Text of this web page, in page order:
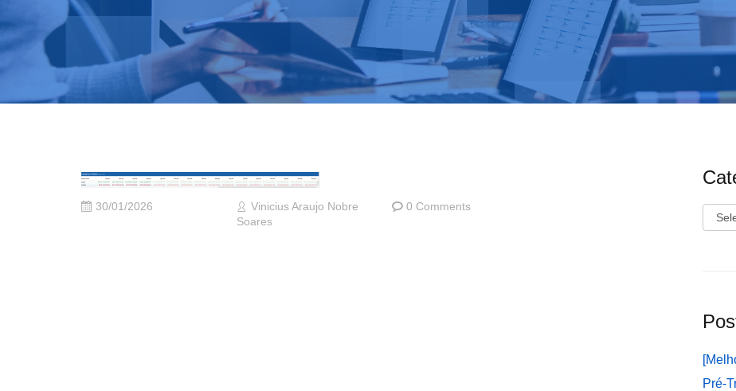
30/01/2026
Vinicius Araujo Nobre
Soares
0 Comments
Pré-